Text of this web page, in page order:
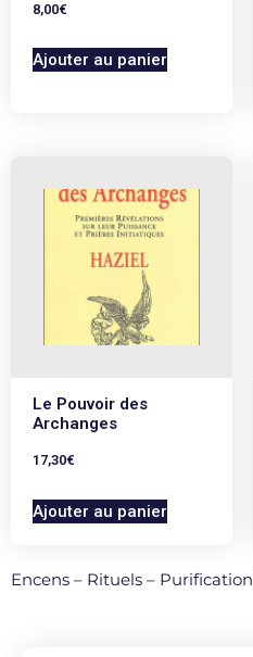
8,00€
Ajouter au panier
Le Pouvoir des
Archanges
17,30€
Ajouter au panier
Encens – Rituels – Purification